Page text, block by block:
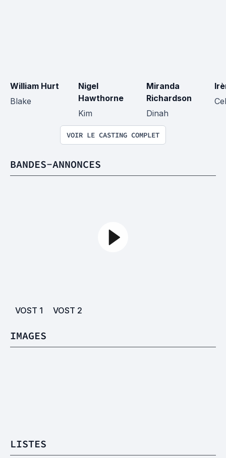
William Hurt
Blake
Nigel
Hawthorne
Kim
Miranda
Richardson
Dinah
VOIR LE CASTING COMPLET
BANDES-ANNONCES
VOST 1 VOST 2
IMAGES
LISTES